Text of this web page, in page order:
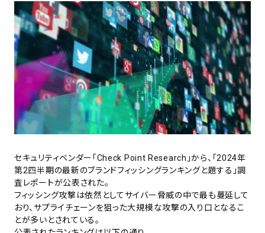
セキュリティベンダー「Check Point Research」から、「2024年
第2四半期の最新のブランドフィッシングランキングと題する」調
査レポートが公表された。
フィッシング攻撃は依然としてサイバー脅威の中で最も蔓延して
おり、サプライチェーンを狙った大規模な攻撃の入り口となるこ
とが多いとされている。